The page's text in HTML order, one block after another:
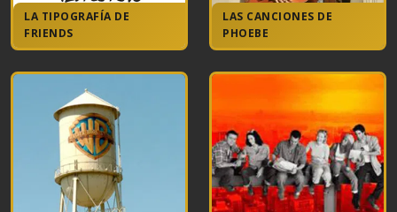
LA TIPOGRAFÍA DE
FRIENDS
LAS CANCIONES DE
PHOEBE